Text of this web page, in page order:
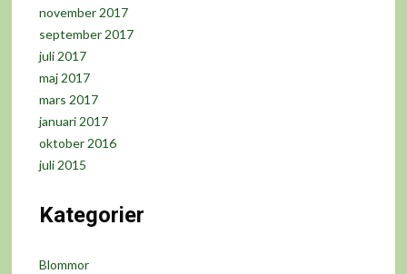
november 2017
september 2017
juli 2017
maj 2017
mars 2017
januari 2017
oktober 2016
juli 2015
Kategorier
Blommor